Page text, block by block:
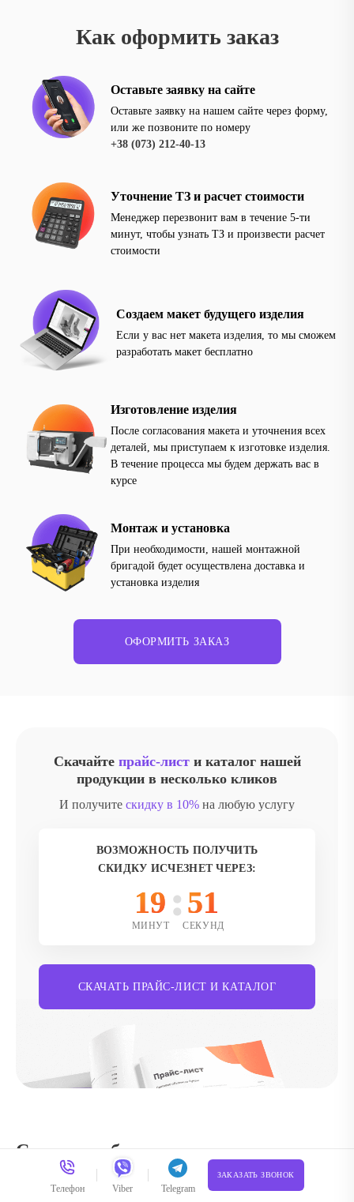
Телефон Viber Telegram
ЗАКАЗАТЬ ЗВОНОК
Как оформить заказ
Оставьте заявку на сайте
Оставьте заявку на нашем сайте через форму,
или же позвоните по номеру
+38 (073) 212-40-13
Уточнение ТЗ и расчет стоимости
Менеджер перезвонит вам в течение 5-ти
минут, чтобы узнать ТЗ и произвести расчет
стоимости
Создаем макет будущего изделия
Если у вас нет макета изделия, то мы сможем
разработать макет бесплатно
Изготовление изделия
После согласования макета и уточнения всех
деталей, мы приступаем к изготовке изделия.
В течение процесса мы будем держать вас в
курсе
Монтаж и установка
При необходимости, нашей монтажной
бригадой будет осуществлена доставка и
установка изделия
ОФОРМИТЬ ЗАКАЗ
Скачайте прайс-листи каталог нашей
продукции в несколько кликов
И получите скидку в 10% на любую услугу
ВОЗМОЖНОСТЬ ПОЛУЧИТЬ
СКИДКУ ИСЧЕЗНЕТ ЧЕРЕЗ:
19
МИНУТ
49
СЕКУНД
СКАЧАТЬ ПРАЙС-ЛИСТ И КАТАЛОГ
Световые буквы — яркое решение
для вашего бизнеса
Читать полностью